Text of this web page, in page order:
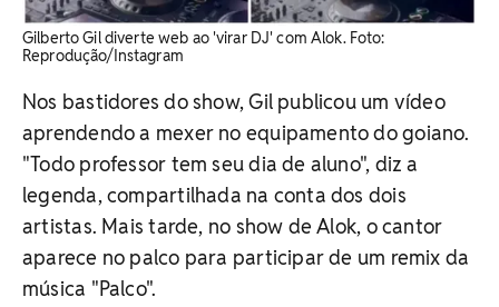
Gilberto Gil diverte web ao 'virar DJ' com Alok. Foto:
Reprodução/Instagram
Nos bastidores do show, Gil publicou um vídeo
aprendendo a mexer no equipamento do goiano.
"Todo professor tem seu dia de aluno", diz a
legenda, compartilhada na conta dos dois
artistas. Mais tarde, no show de Alok, o cantor
aparece no palco para participar de um remix da
música "Palco".